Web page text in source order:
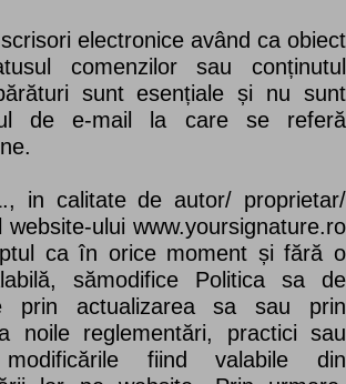
electronice având ca obiect
comenzilor sau conținutul
sunt esențiale și nu sunt
de e-mail la care se referă
in calitate de autor/ proprietar/
website-ului www.yoursignature.ro
ca în orice moment și fără o
sămodifice Politica sa de
prin actualizarea sa sau prin
noile reglementări, practici sau
modificările fiind valabile din